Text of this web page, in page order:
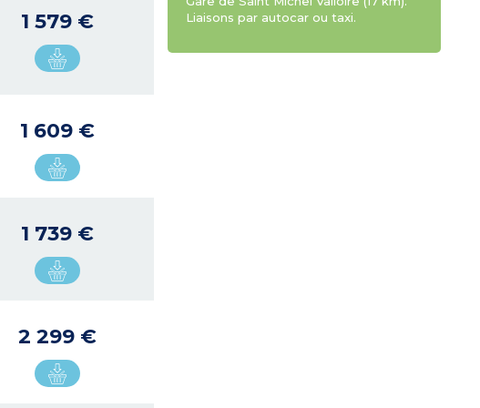
1 579 €
1 609 €
1 739 €
2 299 €
Liaisons par autocar ou taxi.